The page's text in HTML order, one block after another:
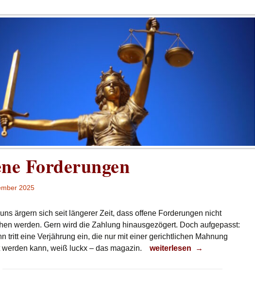
Forderungen
2025
ärgern sich seit längerer Zeit, dass offene Forderungen nicht
werden. Gern wird die Zahlung hinausgezögert. Doch aufgepasst:
tritt eine Verjährung ein, die nur mit einer gerichtlichen Mahnung
werden kann, weiß luckx – das magazin.
Offene Forderungen
weiterlesen →